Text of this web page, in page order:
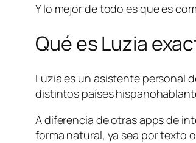
Y lo mejor de todo es que es
Qué es Luzia
Luzia es un asistente personal
distintos países
A diferencia de otras apps de
forma natural, ya sea por texto